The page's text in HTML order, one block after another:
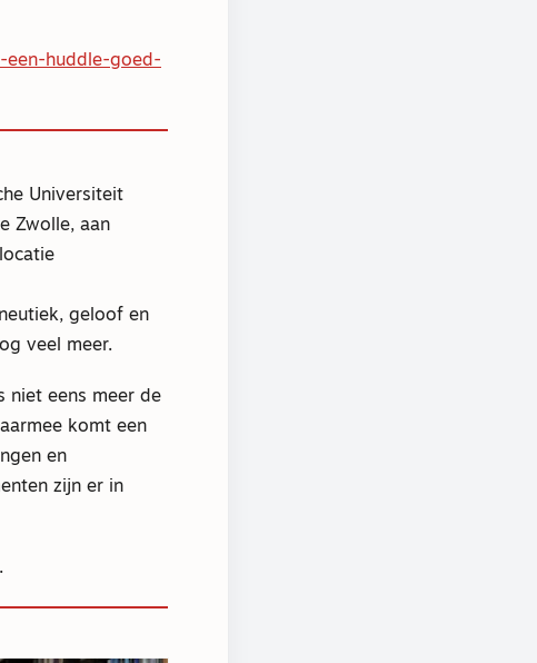
een-huddle-goed-
Universiteit
Zwolle, aan
geloof en
veel meer.
niet eens meer de
komt een
en
zijn er in